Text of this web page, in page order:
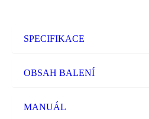
SPECIFIKACE
OBSAH BALENÍ
MANUÁL